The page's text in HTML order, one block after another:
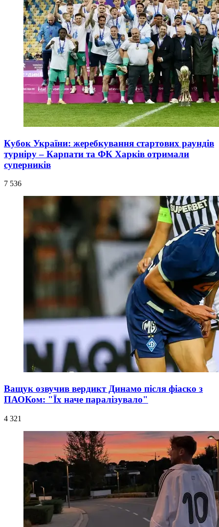
Кубок України: жеребкування стартових раундів
турніру – Карпати та ФК Харків отримали
суперників
7 536
Ващук озвучив вердикт Динамо після фіаско з
ПАОКом: "Їх наче паралізувало"
4 321